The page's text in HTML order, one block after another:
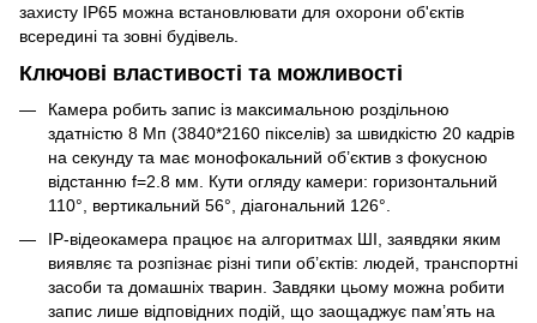
захисту IP65 можна встановлювати для охорони об'єктів
всередині та зовні будівель.
Ключові властивості та можливості
Камера робить запис із максимальною роздільною
здатністю 8 Мп (3840*2160 пікселів) за швидкістю 20 кадрів
на секунду та має монофокальний об’єктив з фокусною
відстанню f=2.8 мм. Кути огляду камери: горизонтальний
110°, вертикальний 56°, діагональний 126°.
IP-відеокамера працює на алгоритмах ШІ, заявдяки яким
виявляє та розпізнає різні типи об’єктів: людей, транспортні
засоби та домашніх тварин. Завдяки цьому можна робити
запис лише відповідних подій, що заощаджує пам’ять на